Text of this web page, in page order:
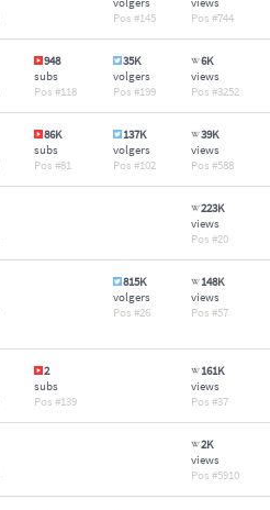
145
744
948
subs
118
35K
volgers
199
6K
views
3252
86K
subs
81
137K
volgers
102
39K
views
588
223K
views
20
815K
volgers
26
148K
views
57
2
subs
139
161K
views
37
2K
views
5910